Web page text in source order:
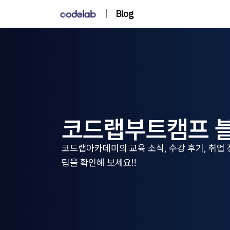
| Blog
코드랩부트캠프
코드랩아카데미의 교육 소식, 수강 후기, 취업
팁을 확인해 보세요!!